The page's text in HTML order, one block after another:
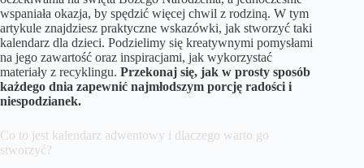
wspaniała okazja, by spędzić więcej chwil z rodziną. W tym
artykule znajdziesz praktyczne wskazówki, jak stworzyć taki
kalendarz dla dzieci. Podzielimy się kreatywnymi pomysłami
na jego zawartość oraz inspiracjami, jak wykorzystać
materiały z recyklingu. Przekonaj się, jak w prosty sposób
każdego dnia zapewnić najmłodszym porcję radości i
niespodzianek.
Co to jest kalendarz adwentowy i dlaczego warto go
stworzyć?